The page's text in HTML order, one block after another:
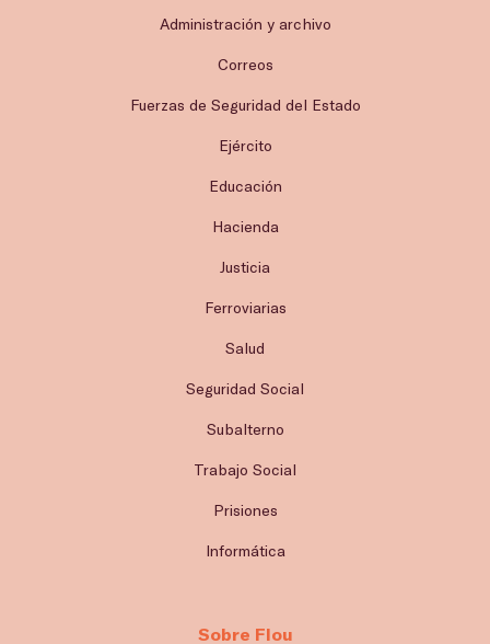
Administración y archivo
Correos
Fuerzas de Seguridad del Estado
Ejército
Educación
Hacienda
Justicia
Ferroviarias
Salud
Seguridad Social
Subalterno
Trabajo Social
Prisiones
Informática
Sobre Flou